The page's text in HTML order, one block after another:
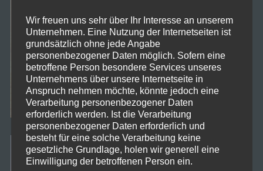
Wir freuen uns sehr über Ihr Interesse an unserem
Unternehmen. Eine Nutzung der Internetseiten ist
grundsätzlich ohne jede Angabe
personenbezogener Daten möglich. Sofern eine
betroffene Person besondere Services unseres
Unternehmens über unsere Internetseite in
Anspruch nehmen möchte, könnte jedoch eine
Verarbeitung personenbezogener Daten
erforderlich werden. Ist die Verarbeitung
personenbezogener Daten erforderlich und
besteht für eine solche Verarbeitung keine
gesetzliche Grundlage, holen wir generell eine
Einwilligung der betroffenen Person ein.